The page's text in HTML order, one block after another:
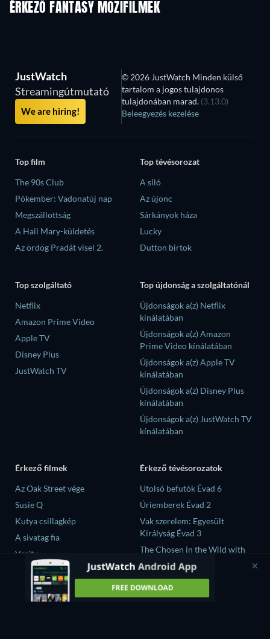
ÉRKEZŐ FANTASY MOZIFILMEK
JustWatch
Streamingútmutató
We are hiring!
© 2026 JustWatch Minden külső
tartalom a jogos tulajdonos
tulajdonában marad. (3.13.0)
Beleegyezés kezelése
Top film
The 90s Club
Pókember: Vadonatúj nap
Megszállottság
A Hail Mary-küldetés
Az ördög Pradát visel 2.
Top tévésorozat
A siló
Az újonc
Sárkányok háza
Lucky
Dutton birtok
Top szolgáltató
Netflix
Amazon Prime Video
Apple TV
Disney Plus
JustWatch TV
Top újdonság a szolgáltatónál
Újdonságok a(z) Netflix
kínálatában
Újdonságok a(z) Amazon
Prime Video kínálatában
Újdonságok a(z) Apple TV
kínálatában
Újdonságok a(z) Disney Plus
kínálatában
Újdonságok a(z) JustWatch TV
kínálatában
Érkező filmek
Az Oak Street vége
Susie Q
Kutya csillagkép
A sivatag fia
Verity
Érkező tévésorozatok
Utolsó befutók Évad 6
Úriemberek Évad 2
Vak szerelem: Egyesült
Királyság Évad 3
The Chosen in the Wild with
Bear Grylls Évad 1
大空港～GATE24～ Évad 1